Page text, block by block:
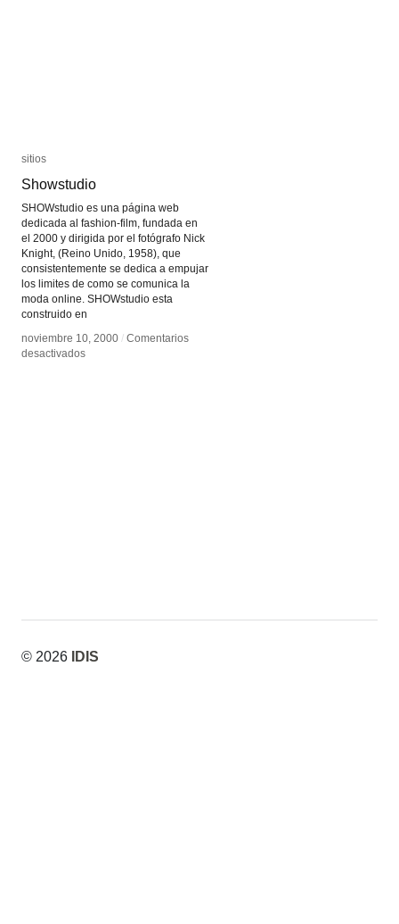
sitios
Showstudio
SHOWstudio es una página web
dedicada al fashion-film, fundada en
el 2000 y dirigida por el fotógrafo Nick
Knight, (Reino Unido, 1958), que
consistentemente se dedica a empujar
los limites de como se comunica la
moda online. SHOWstudio esta
construido en
noviembre 10, 2000 / Comentarios
desactivadosen
sitios
Showstudio
noviembre 10, 2000 / Comentarios
desactivadosen
© 2026 IDIS